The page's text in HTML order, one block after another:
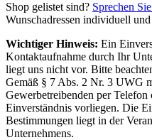
Shop gelistet sind? Sprechen
Wunschadressen individuell
Wichtiger Hinweis: Ein
Kontaktaufnahme durch Ihr
liegt uns nicht vor. Bitte
Gemäß § 7 Abs. 2 Nr. 3 UWG
Gewerbetreibenden per
Einverständnis vorliegen. Die
Bestimmungen liegt in der
Unternehmens.